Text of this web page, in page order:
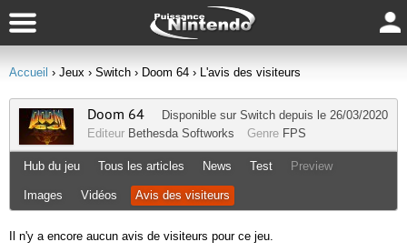
Accueil › Jeux › Switch › Doom 64 › L'avis des visiteurs
Doom 64 Disponible sur Switch depuis le 26/03/2020
Editeur Bethesda Softworks Genre FPS
Hub du jeu Tous les articles News Test Preview
Images Vidéos Avis des visiteurs
Il n'y a encore aucun avis de visiteurs pour ce jeu.